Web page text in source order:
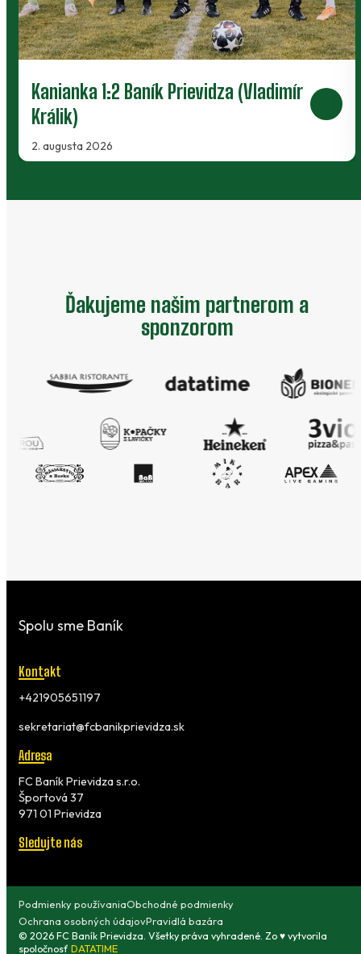
Baník Prievidza 2:1 Martin (Vladimír
Králik)
29. júla 2026
Ďakujeme našim partnerom a
sponzorom
Spolu sme Baník
Kontakt
+421905651197
sekretariat@fcbanikprievidza.sk
Adresa
FC Baník Prievidza s.r.o.
Športová 37
971 01 Prievidza
Sledujte nás
© 2026 FC Baník Prievidza. Všetky práva vyhradené. Zo ♥ vytvorila
spoločnosť DATATIME
Podmienky používaniaObchodné podmienky
Ochrana osobných údajovPravidlá bazára